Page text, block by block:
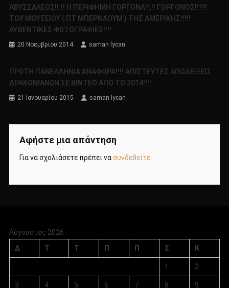
ΑΒΥΣΣΑΛΕΟΣ!!:!! Η ΠΕΡΙΦΗΜΗ ΓΟΡΓΟΝΑ!!;!! ΓΟΡΓΟΝΟΣ!!?!!
ΤΟΥ ΜΟΥΣΕΙΟΥ ( ΠΤ ΜΠΕΡΝΑΟΥΜ ) ΤΗΣ ΑΜΕΡΙΚΗΣ!!!!!
ΑΥΘΕΝΤΙΚΕΣ ΦΩΤΟΓΡΑΦΙΕΣ!!!!
20 Νοεμβρίου 2014 saman lycan
ΠΡΩΤΗ ΠΑΝΕΛΛΗΝΙΑ ΑΝΑΦΟΡΑ!!!! ΑΠΙΣΤΕΥΤΕΣ ΑΠΟΔΕΙΞΕΙΣ
ΔΡΑΚΟΝΙΑΝΩΝ ΣΕ ΒΙΝΤΕΟ ΑΠΟ ΤΟ 2014!!!!
21 Ιανουαρίου 2015 saman lycan
Αφήστε μια απάντηση
Για να σχολιάσετε πρέπει νασυνδεθείτε.
Αύγουστος 2026
Δ
Τ Τ Π Π Σ Κ
1 2
3 4 5 6 7 8 9